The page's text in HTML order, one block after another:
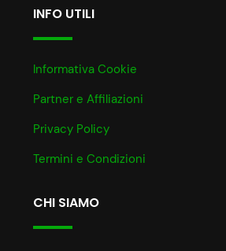
INFO UTILI
Informativa Cookie
Partner e Affiliazioni
Privacy Policy
Termini e Condizioni
CHI SIAMO